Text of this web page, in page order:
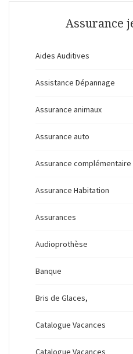
Assurance
Aides Auditives
Assistance Dépannage
Assurance animaux
Assurance auto
Assurance complémentaire
Assurance Habitation
Assurances
Audioprothèse
Banque
Bris de Glaces,
Catalogue Vacances
Catalogue Vacances